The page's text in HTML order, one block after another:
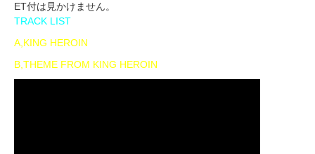
ET付は見かけません。
TRACK LIST
A,KING HEROIN
B,THEME FROM KING HEROIN